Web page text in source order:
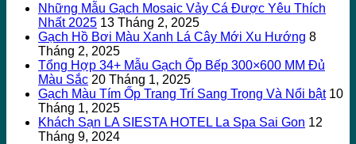
Những Mẫu Gạch Mosaic Vảy Cá Được Yêu Thích
Nhất 2025 13 Tháng 2, 2025
Gạch Hồ Bơi Màu Xanh Lá Cây Mới Xu Hướng 8
Tháng 2, 2025
Tổng Hợp 34+ Mẫu Gạch Ốp Bếp 300×600 MM Đủ
Màu Sắc 20 Tháng 1, 2025
Gạch Màu Tím Ốp Trang Trí Sang Trọng Và Nổi bật 10
Tháng 1, 2025
Khách Sạn LA SIESTA HOTEL La Spa Sai Gon 12
Tháng 9, 2024